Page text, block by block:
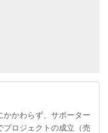
かかわらず、サポーター
プロジェクトの成立（売